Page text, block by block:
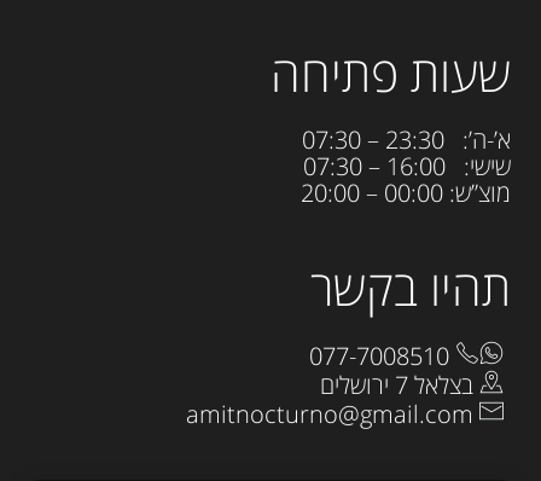
תהיו בקשר
בצלאל 7 ירושלים
שעות פתיחה
א’-ה’: 23:30 – 07:30
שישי: 16:00 – 07:30
מוצ”ש: 00:00 – 20:00